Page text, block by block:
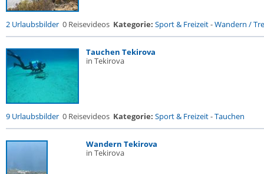
2 Urlaubsbilder 0 Reisevideos Kategorie: Sport & Freizeit-Wandern /
Tauchen Tekirova
in Tekirova
9 Urlaubsbilder 0 Reisevideos Kategorie: Sport & Freizeit-Tauchen
Wandern Tekirova
in Tekirova